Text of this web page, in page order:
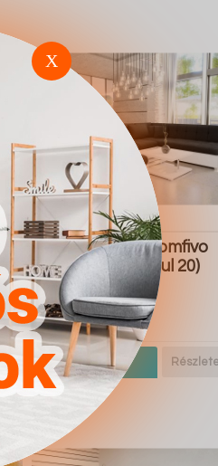
Sarokkanapé Comfivo
128 (Soft 017 Soul 20)
4.567Ft
Ugrás a
boltba
Butor1.hu
X